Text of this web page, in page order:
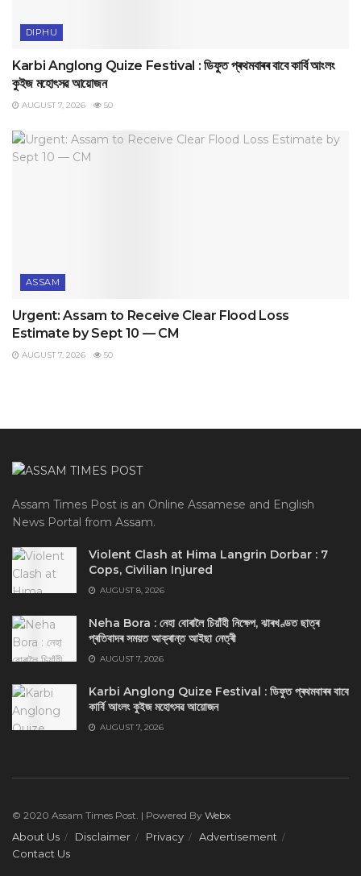
DIPHU
Karbi Anglong Quize Festival : ডিফুত প্ৰথমবাৰৰ বাবে কাৰ্বি আংলং
কুইজ মহোৎসৱ আয়োজন
AUGUST 7, 2026 50
ASSAM
Urgent: Assam to Receive Clear Flood Loss
Estimate by Sept 10 — CM
AUGUST 7, 2026 50
Assam Times Post is an Online Assamese and English
News Portal from Assam.
Violent Clash at Hima Langrin Dorbar : 7
Cops, Civilian Injured
AUGUST 8, 2026
Neha Bora : নেহা বোৰালৈ চিয়াঁহী নিক্ষেপ, ঝাৰখণ্ডত ছাত্ৰ
প্ৰতিবাদৰ সময়ত আক্ৰান্ত আইছা নেত্ৰী
AUGUST 7, 2026
Karbi Anglong Quize Festival : ডিফুত প্ৰথমবাৰৰ বাবে
কাৰ্বি আংলং কুইজ মহোৎসৱ আয়োজন
AUGUST 7, 2026
© 2020 Assam Times Post. | Powered By Webx
About Us Disclaimer Privacy
Advertisement
Contact Us